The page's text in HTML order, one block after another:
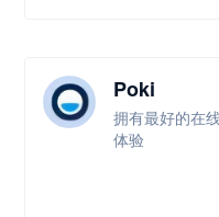
Poki
拥有最好的在
体验